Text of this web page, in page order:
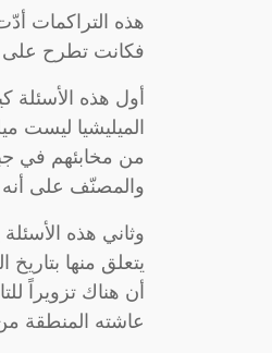
هذه التراكمات
فكانت تطرح على
الميليشيا ليست
من مخابئهم في
والمصنّف على أنه
وثاني هذه
يتعلق منها
أن هناك تزويراً
عاشته المنطقة